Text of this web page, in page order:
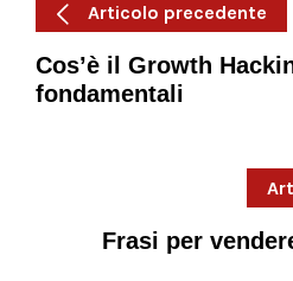
Articolo precedente
Cos’è il Growth
fondamentali
Frasi per